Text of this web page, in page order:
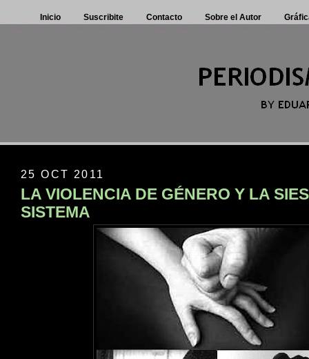
Inicio Suscribite Contacto Sobre el Autor
25 OCT 2011
LA VIOLENCIA DE GÉNERO Y LA
SISTEMA